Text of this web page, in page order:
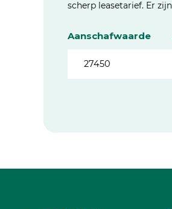
scherp leasetarief. Er
Aanschafwaarde